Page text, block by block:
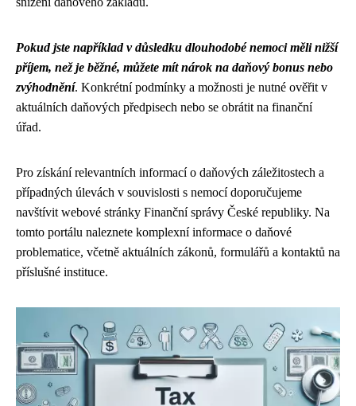
Pokud jste například v důsledku dlouhodobé nemoci měli nižší
příjem, než je běžné, můžete mít nárok na daňový bonus nebo
zvýhodnění. Konkrétní podmínky a možnosti je nutné ověřit v
aktuálních daňových předpisech nebo se obrátit na finanční
úřad.
Pro získání relevantních informací o daňových záležitostech a
případných úlevách v souvislosti s nemocí doporučujeme
navštívit webové stránky Finanční správy České republiky. Na
tomto portálu naleznete komplexní informace o daňové
problematice, včetně aktuálních zákonů, formulářů a kontaktů na
příslušné instituce.